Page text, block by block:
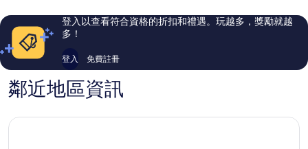
評
論
評
論
登入以查看符合資格的折扣和禮遇。玩越多，獎勵就越
多！
登入 免費註冊
鄰近地區資訊